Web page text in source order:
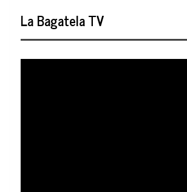
La Bagatela TV